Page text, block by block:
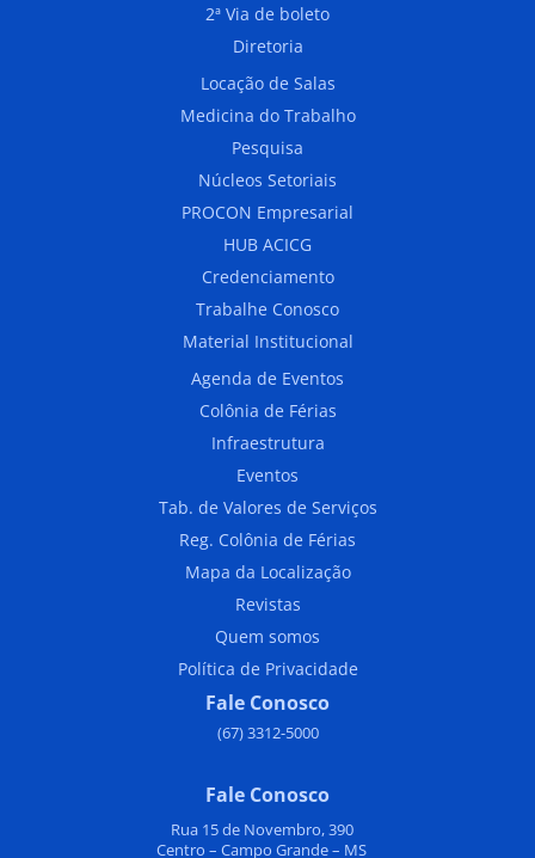
2ª Via de boleto
Diretoria
Locação de Salas
Medicina do Trabalho
Pesquisa
Núcleos Setoriais
PROCON Empresarial
HUB ACICG
Credenciamento
Trabalhe Conosco
Material Institucional
Agenda de Eventos
Colônia de Férias
Infraestrutura
Eventos
Tab. de Valores de Serviços
Reg. Colônia de Férias
Mapa da Localização
Revistas
Quem somos
Política de Privacidade
Fale Conosco
(67) 3312-5000
Fale Conosco
Rua 15 de Novembro, 390
Centro – Campo Grande – MS